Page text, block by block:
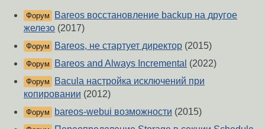
Форум
Bareos восстановление backup на другое
железо (2017)
Форум Bareos, не стартует директор (2015)
Форум Bareos and Always Incremental (2022)
Форум
Bacula настройка исключений при
копировании (2012)
Форум bareos-webui возможности (2015)